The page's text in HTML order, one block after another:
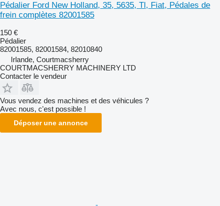
Pédalier Ford New Holland, 35, 5635, Tl, Fiat, Pédales de
frein complètes 82001585
150 €
Pédalier
82001585, 82001584, 82010840
Irlande, Courtmacsherry
COURTMACSHERRY MACHINERY LTD
Contacter le vendeur
Vous vendez des machines et des véhicules ?
Avec nous, c'est possible !
Déposer une annonce